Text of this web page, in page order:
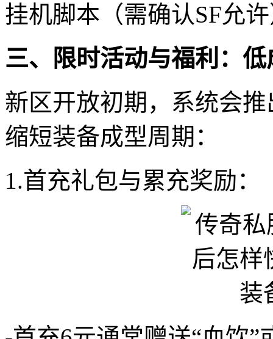
挂机脚本（需确认SF允
三、限时活动与福利：
新区开放初期，系统会
缩短装备成型周期：
1.首充礼包与累充奖励：